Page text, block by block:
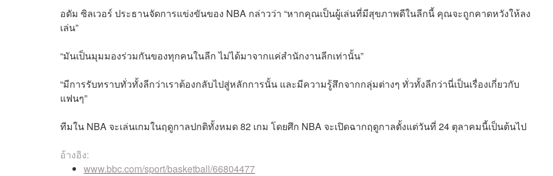
อดัม ซิลเวอร์ ประธานจัดการแข่งขันของ NBA กล่าวว่า “หากคุณเป็นผู้เล่นที่มีสุขภาพดีในลีกนี้ คุณจะถูกคาดหวังให้ลง
เล่น”
“มันเป็นมุมมองร่วมกันของทุกคนในลีก ไม่ได้มาจากแค่สำนักงานลีกเท่านั้น”
“มีการรับทราบทั่วทั้งลีกว่าเราต้องกลับไปสู่หลักการนั้น และมีความรู้สึกจากกลุ่มต่างๆ ทั่วทั้งลีกว่านี่เป็นเรื่องเกี่ยวกับ
แฟนๆ”
ทีมใน NBA จะเล่นเกมในฤดูกาลปกติทั้งหมด 82 เกม โดยศึก NBA จะเปิดฉากฤดูกาลตั้งแต่วันที่ 24 ตุลาคมนี้เป็นต้นไป
อ้างอิง:
www.bbc.com/sport/basketball/66804477